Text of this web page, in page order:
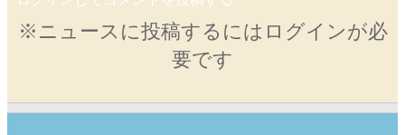
※ニュースに投稿するにはログインが必
要です